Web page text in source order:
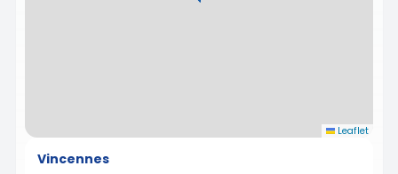
Leaflet
Vincennes